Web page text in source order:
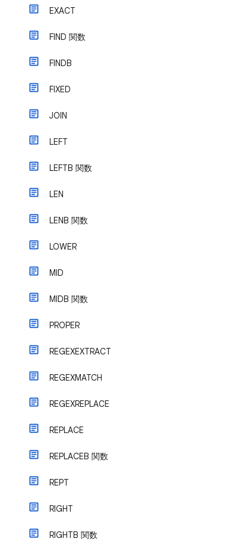
EXACT
FIND 関数
FINDB
FIXED
JOIN
LEFT
LEFTB 関数
LEN
LENB 関数
LOWER
MID
MIDB 関数
PROPER
REGEXEXTRACT
REGEXMATCH
REGEXREPLACE
REPLACE
REPLACEB 関数
REPT
RIGHT
RIGHTB 関数